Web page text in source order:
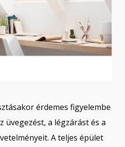
érdemes figyelembe
üvegezést, a légzárást és a
A teljes épület